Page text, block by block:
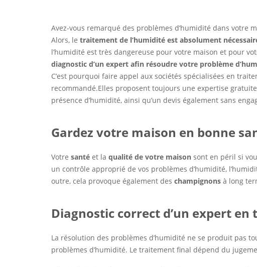
Avez-vous remarqué des problèmes d’humidité dans votre
Alors, le traitement de l’humidité est absolument
l’humidité est très dangereuse pour votre maison et pour
diagnostic d’un expert afin résoudre votre problème
C’est pourquoi faire appel aux sociétés spécialisées en
recommandé.Elles proposent toujours une expertise
présence d’humidité, ainsi qu’un devis également sans
Gardez votre maison en bonne
Votre santé et la qualité de votre maison sont en péril si
un contrôle approprié de vos problèmes d’humidité,
outre, cela provoque également des champignons à long
Diagnostic correct d’un expert
La résolution des problèmes d’humidité ne se produit pas
problèmes d’humidité. Le traitement final dépend du